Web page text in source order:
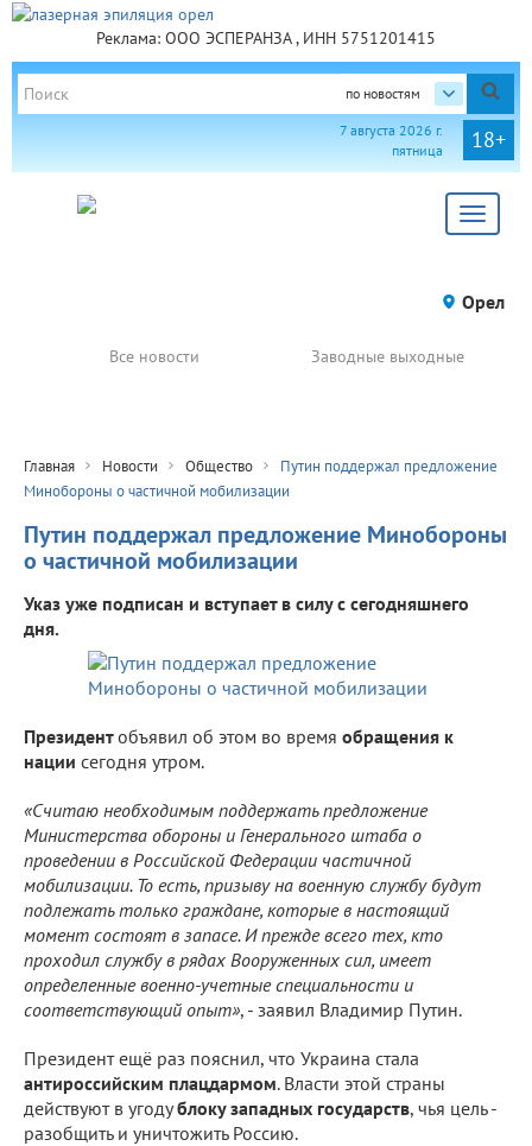
Реклама: ООО ЭСПЕРАНЗА , ИНН 5751201415
по новостям
18+
7 августа 2026 г.
пятница
Toggle
Орел
Все новости Заводные выходные
Главная Новости Общество
Путин поддержал предложение
Минобороны о частичной мобилизации
Путин поддержал предложение Минобороны
о частичной мобилизации
Указ уже подписан и вступает в силу с сегодняшнего
дня.
Президентобъявил об этом во время обращения к
нации сегодня утром.
«Считаю необходимым поддержать предложение
Министерства обороны и Генерального штаба о
проведении в Российской Федерации частичной
мобилизации. То есть, призыву на военную службу будут
подлежать только граждане, которые в настоящий
момент состоят в запасе. И прежде всего тех, кто
проходил службу в рядах Вооруженных сил, имеет
определенные военно-учетные специальности и
соответствующий опыт», - заявил Владимир Путин.
Президент ещё раз пояснил, что Украина стала
антироссийским плацдармом. Власти этой страны
действуют в угодублоку западных государств, чья цель -
разобщить и уничтожить Россию.